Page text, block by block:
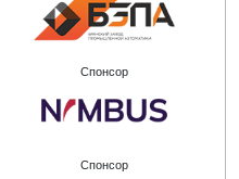
Спонсор
Спонсор